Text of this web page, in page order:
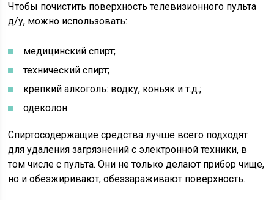
Чтобы почистить поверхность телевизионного пульта
д/у, можно использовать:
медицинский спирт;
технический спирт;
крепкий алкоголь: водку, коньяк и т.д.;
одеколон.
Спиртосодержащие средства лучше всего подходят
для удаления загрязнений с электронной техники, в
том числе с пульта. Они не только делают прибор чище,
но и обезжиривают, обеззараживают поверхность.